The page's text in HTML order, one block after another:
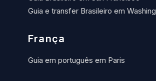
Guia e transfer Brasileiro em
França
Guia em português em Paris